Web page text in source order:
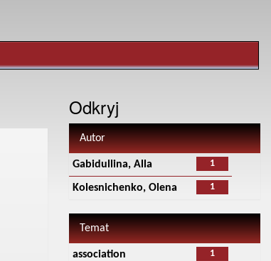
Odkryj
Autor
1
Gabidullina, Alla
1
Kolesnichenko, Olena
Temat
1
association